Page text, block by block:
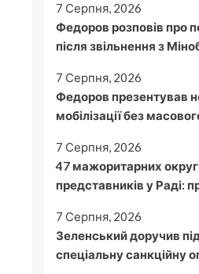
7 Серпня, 2026
Федоров розповів про
після звільнення з
7 Серпня, 2026
Федоров презентував
мобілізації без
7 Серпня, 2026
47 мажоритарних
представників у Раді:
7 Серпня, 2026
Зеленський доручив
спеціальну санкційну